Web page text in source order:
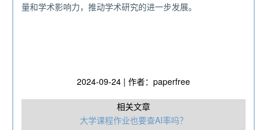
量和学术影响力，推动学术研究的进一步发展。
2024-09-24 | 作者：paperfree
相关文章
大学课程作业也要查AI率吗？